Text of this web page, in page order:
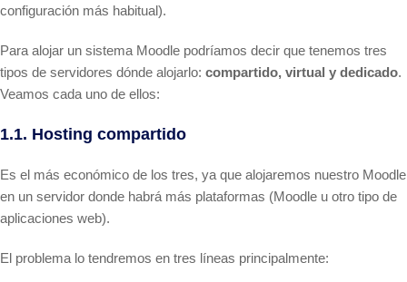
configuración más habitual).
Para alojar un sistema Moodle podríamos decir que tenemos tres
tipos de servidores dónde alojarlo: compartido, virtual y dedicado.
Veamos cada uno de ellos:
1.1. Hosting compartido
Es el más económico de los tres, ya que alojaremos nuestro Moodle
en un servidor donde habrá más plataformas (Moodle u otro tipo de
aplicaciones web).
El problema lo tendremos en tres líneas principalmente: